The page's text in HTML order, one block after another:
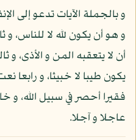
و بالجملة الآيات تدعو إلى
و هو أن يكون لله لا للناس،
أن لا يتعقبه المن و الأذى، و
يكون طيبا لا خبيثا، و رابعا
فقيرا أحصر في سبيل الله،
عاجلا و آجلا.